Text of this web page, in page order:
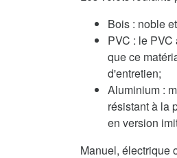
Bois : noble
PVC : le
que ce
d'entretien;
Aluminium :
résistant à la
en version
Manuel, électrique